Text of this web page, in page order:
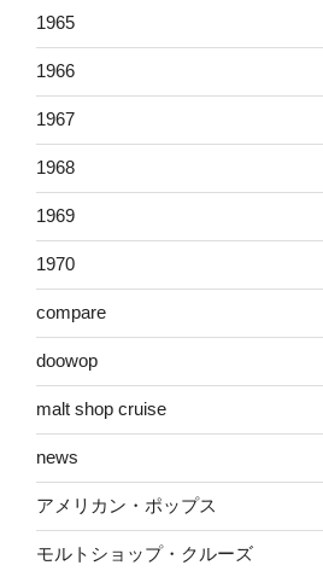
1965
1966
1967
1968
1969
1970
compare
doowop
malt shop cruise
news
アメリカン・ポップス
モルトショップ・クルーズ